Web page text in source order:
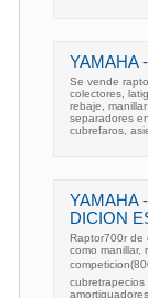
YAMAHA
Se vende
colectores,
rebaje,
separadores
cubrefaros,
YAMAHA
DICION
Raptor700r de
como manillar,